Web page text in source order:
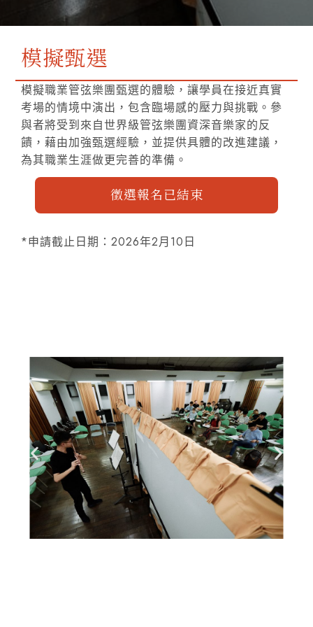
模擬甄選
模擬職業管弦樂團甄選的體驗，讓學員在接近真實
考場的情境中演出，包含臨場感的壓力與挑戰。參
與者將受到來自世界級管弦樂團資深音樂家的反
饋，藉由加強甄選經驗，並提供具體的改進建議，
為其職業生涯做更完善的準備。
徵選報名已結束
*申請截止日期：2026年2月10日